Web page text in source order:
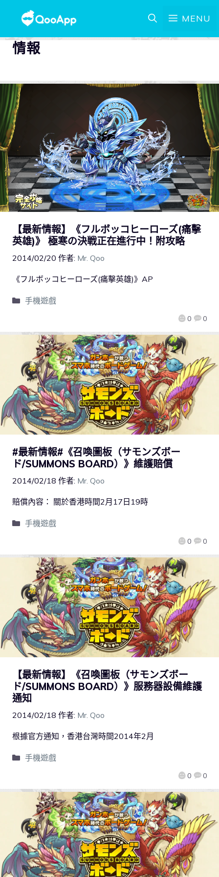
MENU
情報
【最新情報】《フルボッコヒーローズ(痛擊
英雄)》 極寒の決戦正在進行中！附攻略
2014/02/20 作者: Mr. Qoo
0 0
《フルボッコヒーローズ(痛擊英雄)》AP
手機遊戲
#最新情報#《召喚圖板（サモンズボー
ド/SUMMONS BOARD）》維護賠償
2014/02/18 作者: Mr. Qoo
0 0
賠償內容： 關於香港時間2月17日19時
手機遊戲
【最新情報】《召喚圖板（サモンズボー
ド/SUMMONS BOARD）》服務器設備維護
通知
2014/02/18 作者: Mr. Qoo
0 0
根據官方通知，香港台灣時間2014年2月
手機遊戲